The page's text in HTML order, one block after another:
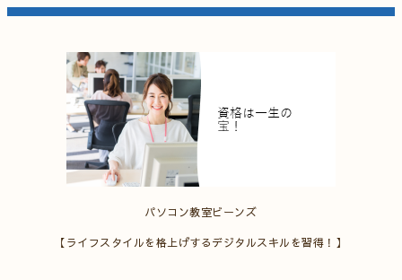
パソコン教室ビーンズ
【ライフスタイルを格上げするデジタルスキルを習得！】